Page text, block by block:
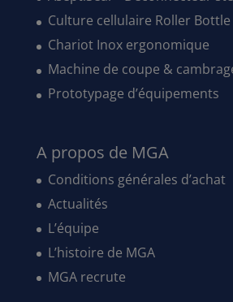
Culture cellulaire Roller Bottle
Chariot Inox ergonomique
Machine de coupe &
Prototypage d’équipements
A propos de MGA
Conditions générales d’achat
Actualités
L’équipe
L’histoire de MGA
MGA recrute